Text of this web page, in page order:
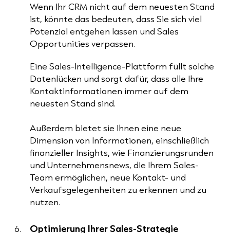
Wenn Ihr CRM nicht auf dem neuesten Stand
ist, könnte das bedeuten, dass Sie sich viel
Potenzial entgehen lassen und Sales
Opportunities verpassen.
Eine Sales-Intelligence-Plattform füllt solche
Datenlücken und sorgt dafür, dass alle Ihre
Kontaktinformationen immer auf dem
neuesten Stand sind.
Außerdem bietet sie Ihnen eine neue
Dimension von Informationen, einschließlich
finanzieller Insights, wie Finanzierungsrunden
und Unternehmensnews, die Ihrem Sales-
Team ermöglichen, neue Kontakt- und
Verkaufsgelegenheiten zu erkennen und zu
nutzen.
Optimierung Ihrer Sales-Strategie